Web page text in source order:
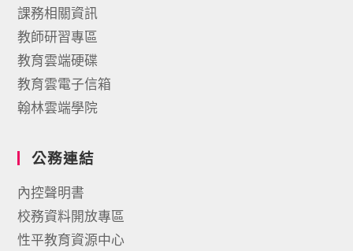
課務相關資訊
教師研習專區
教育雲端硬碟
教育雲電子信箱
翰林雲端學院
公務連結
內控聲明書
校務資料開放專區
性平教育資源中心